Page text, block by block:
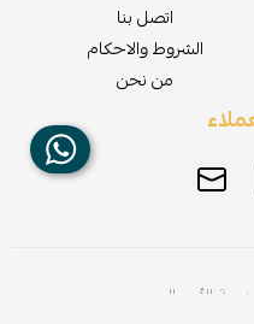
اتصل بنا
الشروط والاحكام
من نحن
الأعمال